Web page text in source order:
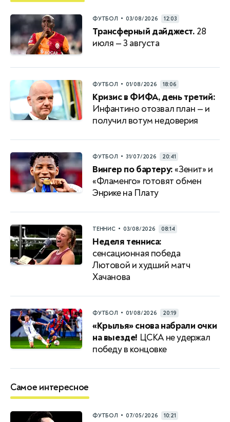
ФУТБОЛ • 03/08/2026 12:03
Трансферный дайджест. 28
июля — 3 августа
ФУТБОЛ • 01/08/2026 18:06
Кризис в ФИФА, день третий:
Инфантино отозвал план — и
получил вотум недоверия
ФУТБОЛ • 31/07/2026 20:41
Вингер по бартеру:«Зенит» и
«Фламенго» готовят обмен
Энрике на Плату
ТЕННИС • 03/08/2026 08:14
Неделя тенниса:
сенсационная победа
Лютовой и худший матч
Хачанова
ФУТБОЛ • 01/08/2026 20:19
«Крылья» снова набрали очки
на выезде! ЦСКА не удержал
победу в концовке
Самое интересное
ФУТБОЛ • 07/05/2026 10:21